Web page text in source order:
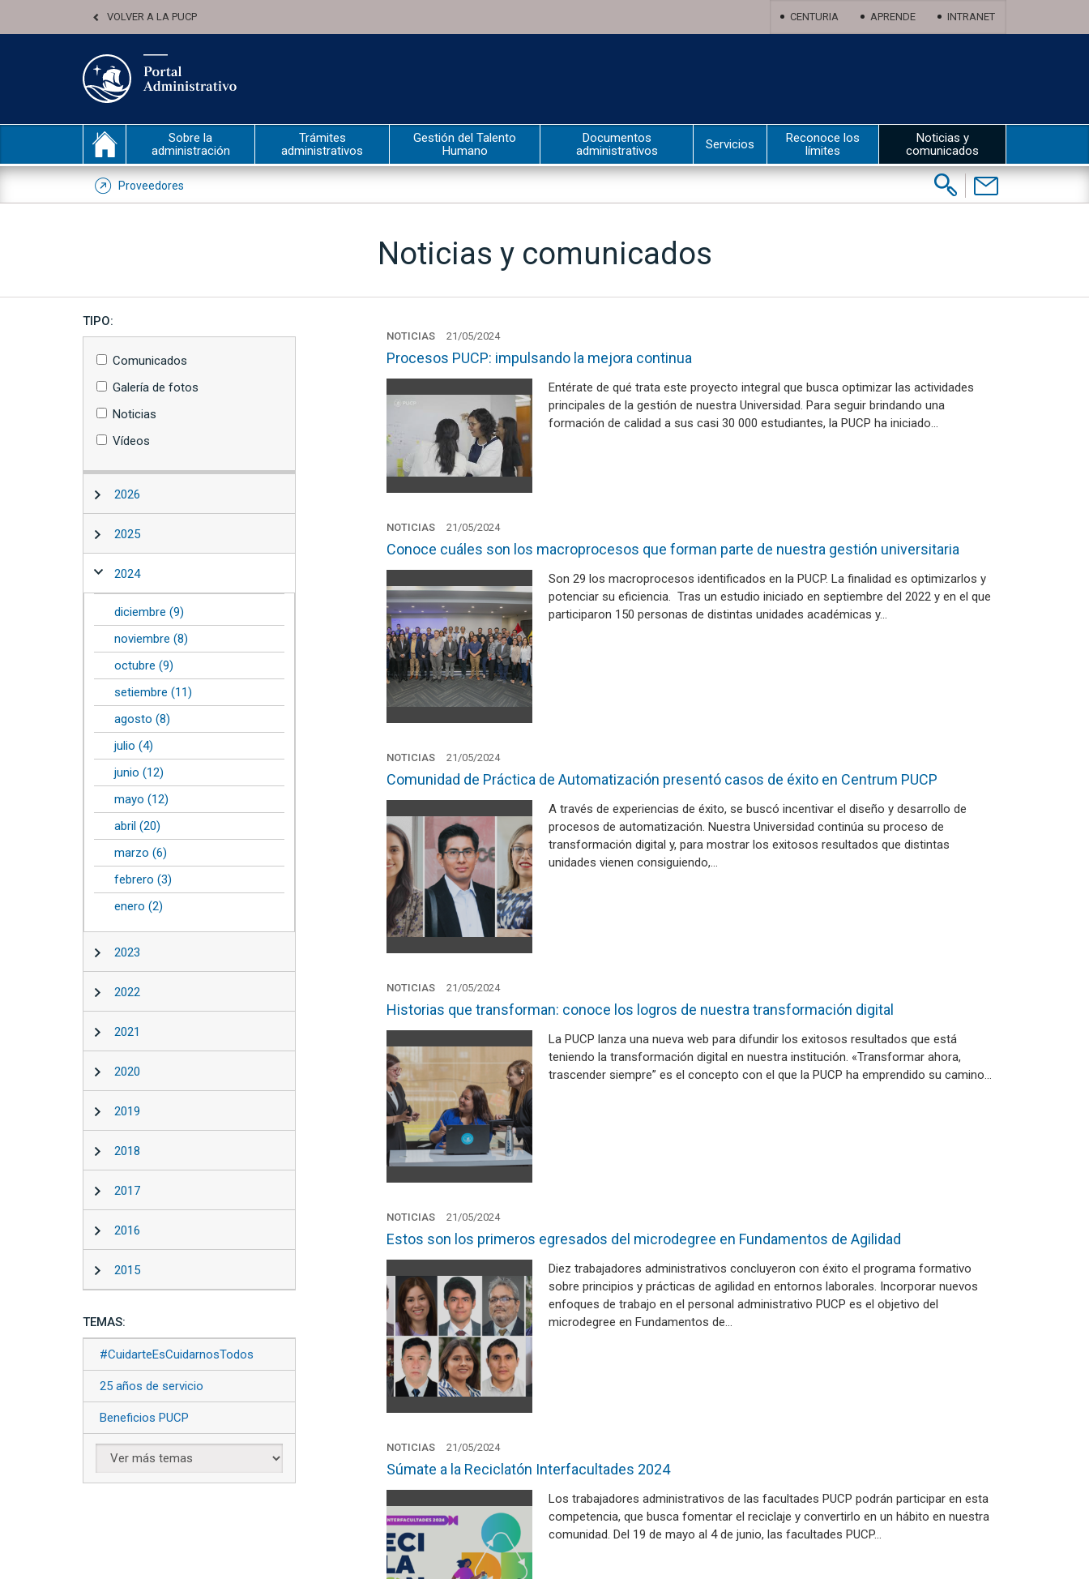
VOLVER A LA PUCP CENTURIA APRENDE INTRANET
Sobre la
administración
Trámites
administrativos
Gestión del Talento
Humano
Documentos
administrativos
Servicios
Reconoce los
límites
Noticias y
comunicados
Proveedores Buscar:
Contáctenos
Noticias y comunicados
TIPO:
Comunicados
Galería de fotos
Noticias
Vídeos
2026
2025
2024
diciembre (9)
noviembre (8)
octubre (9)
setiembre (11)
agosto (8)
julio (4)
junio (12)
mayo (12)
abril (20)
marzo (6)
febrero (3)
enero (2)
2023
2022
2021
2020
2019
2018
2017
2016
2015
TEMAS:
#CuidarteEsCuidarnosTodos
25 años de servicio
Beneficios PUCP
NOTICIAS 21/05/2024
Procesos PUCP: impulsando la mejora continua
Entérate de qué trata este proyecto integral que busca optimizar las actividades
principales de la gestión de nuestra Universidad. Para seguir brindando una
formación de calidad a sus casi 30 000 estudiantes, la PUCP ha iniciado…
NOTICIAS 21/05/2024
Conoce cuáles son los macroprocesos que forman parte de nuestra gestión universitaria
Son 29 los macroprocesos identificados en la PUCP. La finalidad es optimizarlos y
potenciar su eficiencia. Tras un estudio iniciado en septiembre del 2022 y en el que
participaron 150 personas de distintas unidades académicas y…
NOTICIAS 21/05/2024
Comunidad de Práctica de Automatización presentó casos de éxito en Centrum PUCP
A través de experiencias de éxito, se buscó incentivar el diseño y desarrollo de
procesos de automatización. Nuestra Universidad continúa su proceso de
transformación digital y, para mostrar los exitosos resultados que distintas
unidades vienen consiguiendo,…
NOTICIAS 21/05/2024
Historias que transforman: conoce los logros de nuestra transformación digital
La PUCP lanza una nueva web para difundir los exitosos resultados que está
teniendo la transformación digital en nuestra institución. «Transformar ahora,
trascender siempre” es el concepto con el que la PUCP ha emprendido su camino…
NOTICIAS 21/05/2024
Estos son los primeros egresados del microdegree en Fundamentos de Agilidad
Diez trabajadores administrativos concluyeron con éxito el programa formativo
sobre principios y prácticas de agilidad en entornos laborales. Incorporar nuevos
enfoques de trabajo en el personal administrativo PUCP es el objetivo del
microdegree en Fundamentos de…
NOTICIAS 21/05/2024
Súmate a la Reciclatón Interfacultades 2024
Los trabajadores administrativos de las facultades PUCP podrán participar en esta
competencia, que busca fomentar el reciclaje y convertirlo en un hábito en nuestra
comunidad. Del 19 de mayo al 4 de junio, las facultades PUCP…